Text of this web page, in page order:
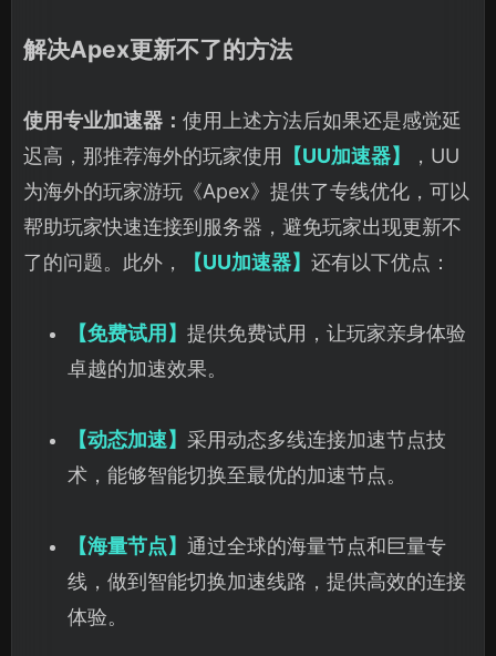
解决Apex更新不了的方法
使用专业加速器： 使用上述方法后如果还是感觉延
迟高，那推荐海外的玩家使用 【UU加速器】
，UU
为海外的玩家游玩《Apex》提供了专线优化，可以
帮助玩家快速连接到服务器，避免玩家出现更新不
了的问题。此外，
【UU加速器】 还有以下优点：
【免费试用】 提供免费试用，让玩家亲身体验
卓越的加速效果。
【动态加速】 采用动态多线连接加速节点技
术，能够智能切换至最优的加速节点。
【海量节点】 通过全球的海量节点和巨量专
线，做到智能切换加速线路，提供高效的连接
体验。